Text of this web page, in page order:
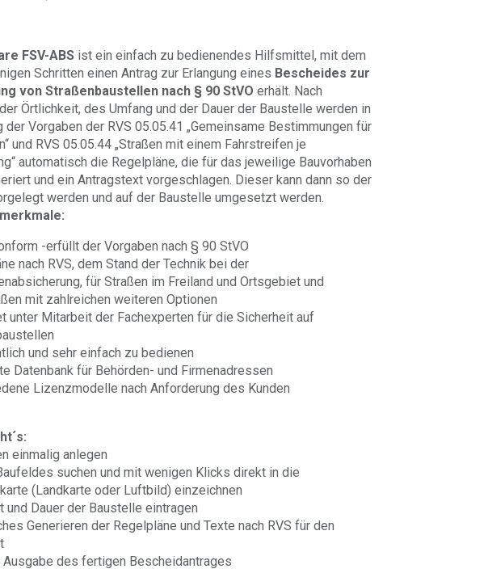
FSV-ABS ist ein einfach zu bedienendes Hilfsmittel, mit dem
Schritten einen Antrag zur Erlangung eines Bescheides zur
von Straßenbaustellen nach § 90 StVO erhält. Nach
Örtlichkeit, des Umfang und der Dauer der Baustelle werden in
der Vorgaben der RVS 05.05.41 „Gemeinsame Bestimmungen für
und RVS 05.05.44 „Straßen mit einem Fahrstreifen je
automatisch die Regelpläne, die für das jeweilige Bauvorhaben
und ein Antragstext vorgeschlagen. Dieser kann dann so der
werden und auf der Baustelle umgesetzt werden.
-erfüllt der Vorgaben nach § 90 StVO
nach RVS, dem Stand der Technik bei der
für Straßen im Freiland und Ortsgebiet und
mit zahlreichen weiteren Optionen
unter Mitarbeit der Fachexperten für die Sicherheit auf
und sehr einfach zu bedienen
Datenbank für Behörden- und Firmenadressen
Lizenzmodelle nach Anforderung des Kunden
einmalig anlegen
suchen und mit wenigen Klicks direkt in die
(Landkarte oder Luftbild) einzeichnen
und Dauer der Baustelle eintragen
Generieren der Regelpläne und Texte nach RVS für den
Ausgabe des fertigen Bescheidantrages